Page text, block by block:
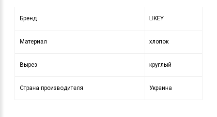
Бренд LIKEY
Материал хлопок
Вырез круглый
Страна производителя Украина